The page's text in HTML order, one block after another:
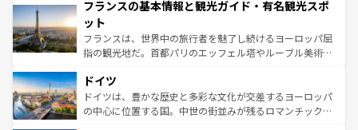
ませてくれるイタリアで、忘れられない旅をしてみよう！
なお、新着のイタリア情報は
しい。
文化が根付くこの国では、情熱的なフラメンコ、熱気あふ
れる闘牛、そして美味しいタパスが生活の一部となってい
る。首都マドリードの洗練された雰囲気や、バルセロナの
アートに溢れた街角から、地方では古代ローマ遺跡や中世
せる。地方によって風土や気候が異なるスペインはその個
性で訪れる人を魅了する。 なお、新着のスペイン情報は コ
ンテンツ一覧を参照してほしい。
フランスの基本情報と観光ガイド・有名観光スポ
ット
フランスは、世界中の旅行者を魅了し続けるヨーロッパ屈
指の観光地だ。首都パリのエッフェル塔やルーブル美術館
で、幅広い魅力が詰まっている。華麗な宮殿、歴史的な大
聖堂、美しいビーチ、そして豊かな自然が、訪れる者を心
から魅了する。また、フランスは美食の国としても知ら
ドイツ
ドイツは、豊かな歴史と多彩な文化が交差するヨーロッパ
の中心に位置する国。中世の街並みが残るロマンチック街